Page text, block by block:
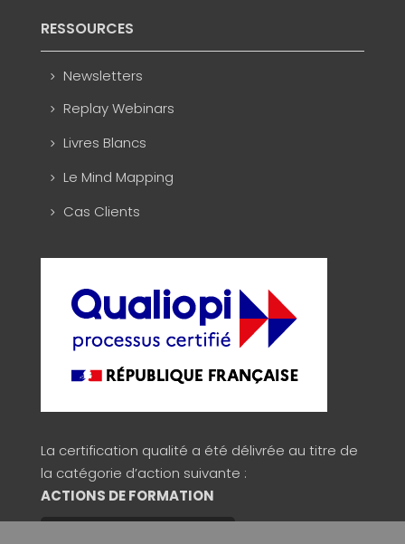
RESSOURCES
Newsletters
Replay Webinars
Livres Blancs
Le Mind Mapping
Cas Clients
La certification qualité a été délivrée au titre de
la catégorie d’action suivante :
ACTIONS DE FORMATION